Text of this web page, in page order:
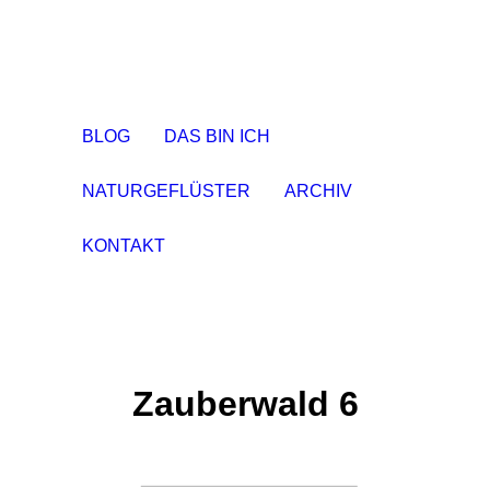
BLOG DAS BIN ICH
NATURGEFLÜSTER ARCHIV
KONTAKT
Zauberwald 6